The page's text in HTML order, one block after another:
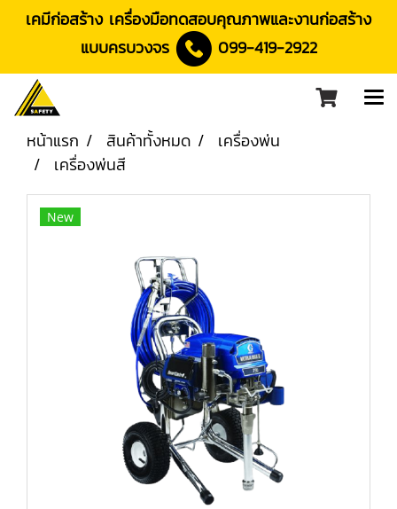
เคมีก่อสร้าง เครื่องมือทดสอบคุณภาพและงานก่อสร้าง
แบบครบวงจร
099-419-2922
หน้าแรก สินค้าทั้งหมด
เครื่องพ่น
เครื่องพ่นสี
New